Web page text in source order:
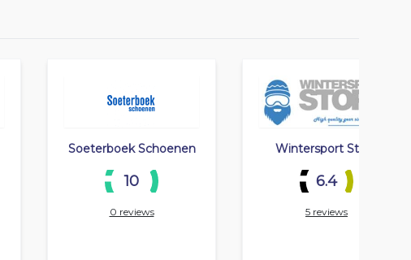
Soeterboek Schoenen
10
0 reviews
Wintersport Store
6.4
5 reviews